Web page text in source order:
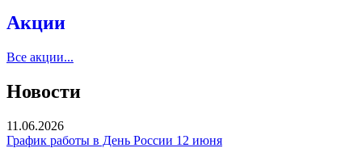
Акции
Все акции...
Новости
11.06.2026
График работы в День России 12 июня